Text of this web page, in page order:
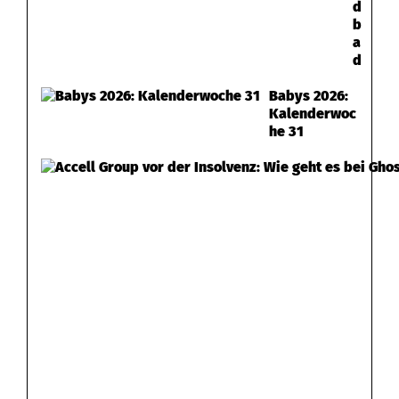
d
b
a
d
Babys 2026:
Kalenderwoc
he 31